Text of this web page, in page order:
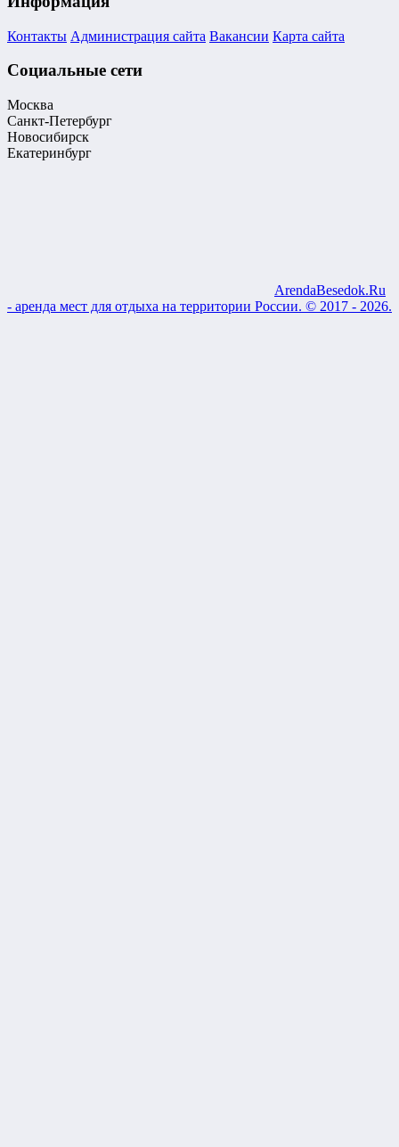
Контакты Администрация сайта Вакансии Карта сайта
Социальные сети
Москва
Санкт-Петербург
Новосибирск
Екатеринбург
ArendaBesedok.Ru
- аренда мест для отдыха на территории России. © 2017 - 2026.